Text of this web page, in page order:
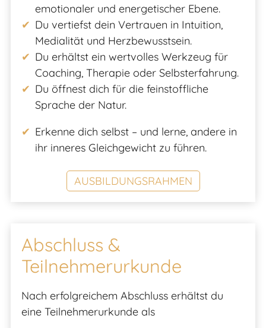
emotionaler und energetischer Ebene.
Du vertiefst dein Vertrauen in Intuition,
Medialität und Herzbewusstsein.
Du erhältst ein wertvolles Werkzeug für
Coaching, Therapie oder Selbsterfahrung.
Du öffnest dich für die feinstoffliche
Sprache der Natur.
Erkenne dich selbst – und lerne, andere in
ihr inneres Gleichgewicht zu führen.
AUSBILDUNGSRAHMEN
Abschluss &
Teilnehmerurkunde
Nach erfolgreichem Abschluss erhältst du
eine Teilnehmerurkunde als